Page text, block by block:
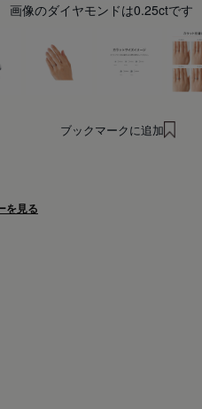
画像のダイヤモンドは0.25ctです
ブックマークに追加
を見る